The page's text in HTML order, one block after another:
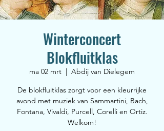
Winterconcert
Blokfluitklas
ma 02 mrt
  |
Abdij van Dielegem
De blokfluitklas zorgt voor een kleurrijke
avond met muziek van Sammartini, Bach,
Fontana, Vivaldi, Purcell, Corelli en Ortiz.
Welkom!